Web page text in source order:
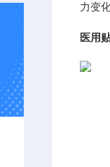
力变
医用